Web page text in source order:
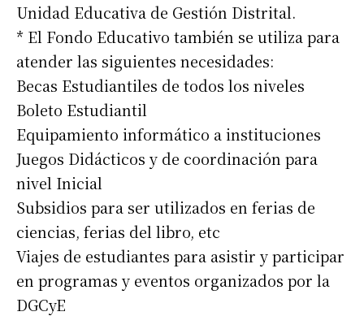
Unidad Educativa de Gestión Distrital.
* El Fondo Educativo también se utiliza para
atender las siguientes necesidades:
Becas Estudiantiles de todos los niveles
Boleto Estudiantil
Equipamiento informático a instituciones
Juegos Didácticos y de coordinación para
nivel Inicial
Subsidios para ser utilizados en ferias de
ciencias, ferias del libro, etc
Viajes de estudiantes para asistir y participar
en programas y eventos organizados por la
DGCyE